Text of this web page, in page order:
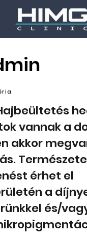
vannak a
akkor
érhet el
a
és/